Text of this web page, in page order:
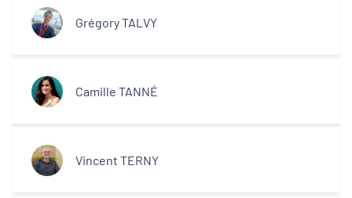
Grégory TALVY
Camille TANNÉ
Vincent TERNY